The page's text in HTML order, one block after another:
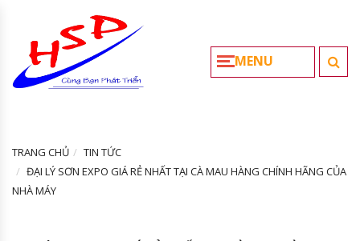
MENU
TRANG CHỦ
TIN TỨC
ĐẠI LÝ SƠN EXPO GIÁ RẺ NHẤT TẠI CÀ MAU HÀNG CHÍNH HÃNG CỦA
NHÀ MÁY